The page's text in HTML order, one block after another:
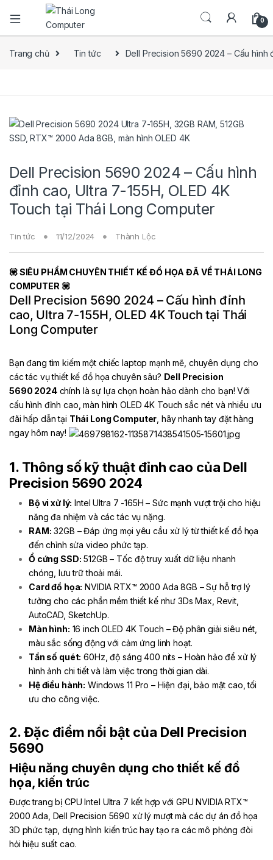
0
Trang chủ Tin tức Dell Precision 5690 2024 – Cấu hình
Dell Precision 5690 2024 – Cấu hình
đỉnh cao, Ultra 7-155H, OLED 4K
Touch tại Thái Long Computer
Tin tức 11/12/2024 Thành Lộc
💟 SIÊU PHẨM CHUYÊN THIẾT KẾ ĐỒ HỌA ĐÃ VỀ THÁI LONG
COMPUTER 💟
Dell Precision 5690 2024 – Cấu hình đỉnh
cao, Ultra 7-155H, OLED 4K Touch tại Thái
Long Computer
Bạn đang tìm kiếm một chiếc laptop mạnh mẽ, chuyên dụng cho
các tác vụ thiết kế đồ họa chuyên sâu? Dell Precision
5690 2024chính là sự lựa chọn hoàn hảo dành cho bạn! Với
cấu hình đỉnh cao, màn hình OLED 4K Touch sắc nét và nhiều ưu
đãi hấp dẫn tại Thái Long Computer , hãy nhanh tay đặt hàng
ngay hôm nay!
1. Thông số kỹ thuật đỉnh cao của Dell
Precision 5690 2024
Bộ vi xử lý: Intel Ultra 7 -165H – Sức mạnh vượt trội cho hiệu
năng đa nhiệm và các tác vụ nặng.
RAM: 32GB – Đáp ứng mọi yêu cầu xử lý từ thiết kế đồ họa
đến chỉnh sửa video phức tạp.
Ổ cứng SSD: 512GB – Tốc độ truy xuất dữ liệu nhanh
chóng, lưu trữ thoải mái.
Card đồ họa: NVIDIA RTX™️ 2000 Ada 8GB – Sự hỗ trợ lý
tưởng cho các phần mềm thiết kế như 3Ds Max, Revit,
AutoCAD, SketchUp.
Màn hình: 16 inch OLED 4K Touch – Độ phân giải siêu nét,
màu sắc sống động với cảm ứng linh hoạt.
Tần số quét: 60Hz, độ sáng 400 nits – Hoàn hảo để xử lý
hình ảnh chi tiết và làm việc trong thời gian dài.
Hệ điều hành: Windows 11 Pro – Hiện đại, bảo mật cao, tối
ưu cho công việc.
2. Đặc điểm nổi bật của Dell Precision
5690
Hiệu năng chuyên dụng cho thiết kế đồ
họa, kiến trúc
Được trang bị CPU Intel Ultra 7 kết hợp với GPU NVIDIA RTX™️
2000 Ada, Dell Precision 5690 xử lý mượt mà các dự án đồ họa
3D phức tạp, dựng hình kiến trúc hay tạo ra các mô phỏng đòi
hỏi hiệu suất cao.